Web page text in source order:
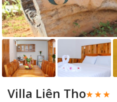
Villa Liên Tho